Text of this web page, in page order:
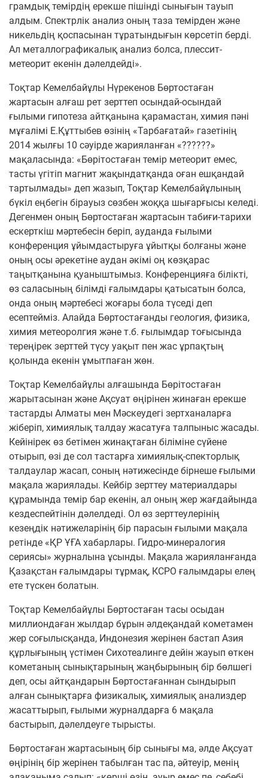
грамдық темірдің ерекше пішінді сынығын тауып
алдым. Спектрлік анализ оның таза темірден және
никельдің қоспасынан тұратындығын көрсетіп берді.
Ал металлографикалық анализ болса, плессит-
метеорит екенін дәлелдейді».
Тоқтар Кемелбайұлы Нүрекенов Бөртостаған
жартасын алғаш рет зерттеп осындай-осындай
ғылыми гипотеза айтқанына қарамастан, химия пәні
мұғалімі Е.Құттыбев өзінің «Тарбағатай» газетінің
2014 жылғы 10 сәуірде жарияланған «??????»
мақаласында: «Бөрітостаған темір метеорит емес,
тасты үгітіп магнит жақындатқанда оған ешқандай
тартылмады» деп жазып, Тоқтар Кемелбайұлының
бүкіл еңбегін бірауыз сөзбен жоққа шығарғысы келеді.
Дегенмен оның Бөртостаған жартасын табиғи-тарихи
ескерткіш мәртебесін беріп, ауданда ғылыми
конференция ұйымдастыруға ұйытқы болғаны және
оның осы әрекетіне аудан әкімі оң көзқарас
таңытқанына қуаныштымыз. Конференцияға білікті,
өз саласының білімді ғалымдары қатысатын болса,
онда оның мәртебесі жоғары бола түседі деп
есептейміз. Алайда Бөртостағанды геология, физика,
химия метеоролгия және т.б. ғылымдар тоғысында
тереңірек зерттей түсу уақыт пен жас ұрпақтың
қолында екенін ұмытпаған жөн.
Тоқтар Кемелбайұлы алғашында Бөрітостаған
жарытасынан және Ақсуат өңірінен жинаған ерекше
тастарды Алматы мен Мәскеудегі зертханаларға
жіберіп, химиялық талдау жасатуға талпыныс жасады.
Кейінірек өз бетімен жинақтаған біліміне сүйене
отырып, өзі де сол тастарға химиялық-спекторлық
талдаулар жасап, соның нәтижесінде бірнеше ғылыми
мақала жариялады. Кейбір зерттеу материалдары
құрамында темір бар екенін, ал оның жер жағдайында
кездеспейтінін дәлелдеді. Ол өз зерттеулерінің
кезеңдік нәтижеларінің бір парасын ғылыми мақала
ретінде «ҚР ҰҒА хабарлары. Гидро-минералогия
сериясы» журналына ұсынды. Мақала жарияланғанда
Қазақстан ғалымдары тұрмақ, КСРО ғалымдары елең
ете түскен болатын.
Тоқтар Кемелбайұлы Бөртостаған тасы осыдан
миллиондаған жылдар бұрын әлдеқандай кометамен
жер соғылысқанда, Индонезия жерінен бастап Азия
құрлығының үстімен Сихотеалинге дейін жауып өткен
кометаның сынықтарының жаңбырының бір бөлшегі
деп, осы айтқандарын Бөртостағаннан сындырып
алған сынықтарға физикалық, химиялық анализдер
жасаттырып, ғылыми журналдарға 6 мақала
бастырып, дәлелдеуге тырысты.
Бөртостаған жартасының бір сынығы ма, әлде Ақсуат
өңірінің бір жерінен табылған тас па, әйтеуір, менің